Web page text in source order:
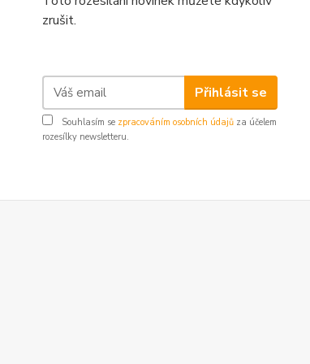
zrušit.
Přihlásit se
Souhlasím se zpracováním osobních údajů za účelem
rozesílky newsletteru.